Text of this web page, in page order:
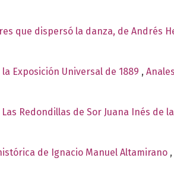
que dispersó la danza, de Andrés
Exposición Universal de 1889 ,
Redondillas de Sor Juana Inés de
de Ignacio Manuel Altamirano ,